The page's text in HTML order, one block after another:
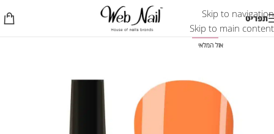
Skip to navigation
Skip to main content
תפריט
-50%
אזל המלאי